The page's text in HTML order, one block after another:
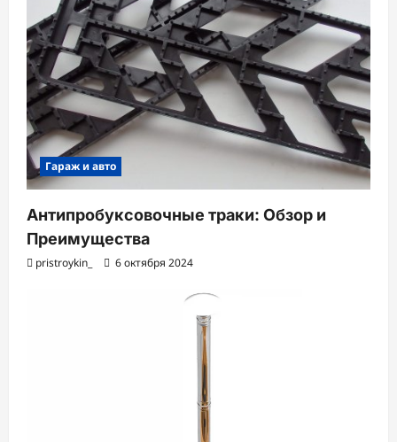
Гараж и авто
Антипробуксовочные траки: Обзор и
Преимущества
pristroykin_ 6 октября 2024